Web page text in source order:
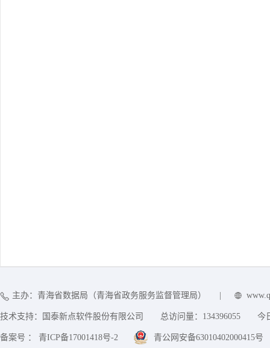
主办：青海省数据局（青海省政务服务监督管理局）
技术支持：国泰新点软件股份有限公司 总访问量： 134396055 今
备案号 ： 青ICP备17001418号-2 青公网安备63010402000415号